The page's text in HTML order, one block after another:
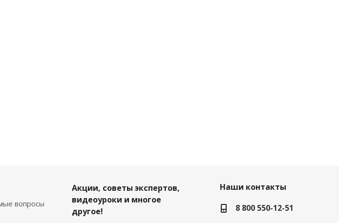
вопросы
Акции, советы экспертов,
видеоуроки и многое
другое!
Наши контакты
8 800 550-12-51